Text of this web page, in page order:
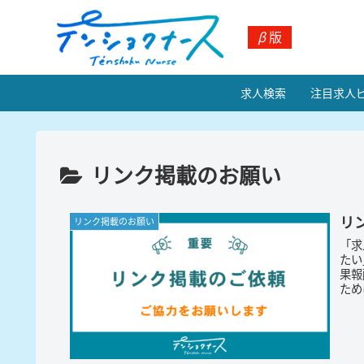
β版
求人検索 注目求人
リンク掲載のお願い
リンク掲載のお願い リ
「
た
果
た